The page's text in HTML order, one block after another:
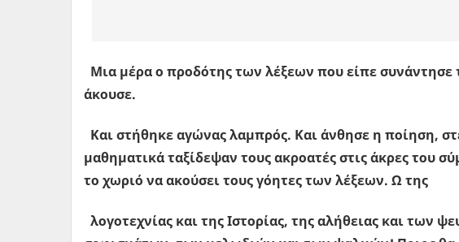
Μια μέρα ο προδότης των λέξεων που είπε
άκουσε.
Και στήθηκε αγώνας λαμπρός. Και άνθησε η ποίηση,
μαθηματικά ταξίδεψαν τους ακροατές στις άκρες του
το χωριό να ακούσει τους γόητες των λέξεων. Ω της
λογοτεχνίας και της Ιστορίας, της αλήθειας και των